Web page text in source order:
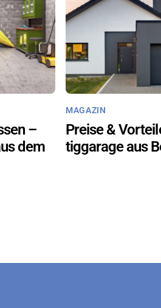
–
dem
MA­GA­ZIN
Prei­se &
tig­ga­ra­ge aus